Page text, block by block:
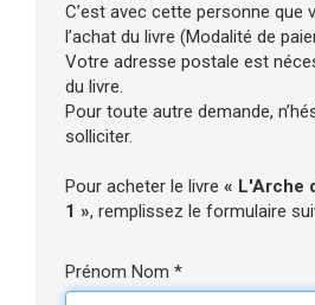
C’est avec cette personne que
l’achat du livre (Modalité de
Votre adresse postale est
du livre.
Pour toute autre demande,
solliciter.
Pour acheter le livre « L'Arche
1 », remplissez le formulaire
Prénom Nom *